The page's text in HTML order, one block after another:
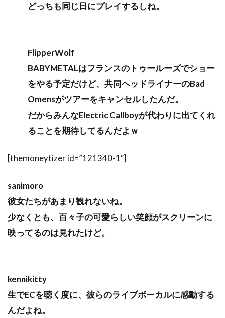
どっちも同じ日にプレイするしね。
FlipperWolf
BABYMETALはフランスのトゥールーズでショー
をやる予定だけど、共同ヘッドライナーのBad
Omensがツアーをキャンセルしたんだ。
だからみんなElectric Callboyが代わりに出てくれ
ることを期待してるんだよｗ
[themoneytizer id=”121340-1″]
sanimoro
彼女たちがあまり観れないね。
少なくとも、百々子の可愛らしい笑顔がスクリーンに
映ってるのは見れたけど。
kennikitty
生でECを聴く度に、彼らのライブボーカルに感動する
んだよね。